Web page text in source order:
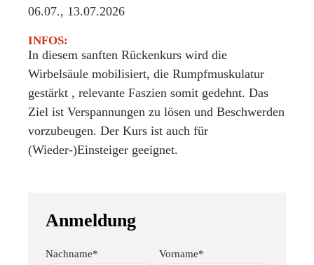
06.07., 13.07.2026
INFOS:
In diesem sanften Rückenkurs wird die
Wirbelsäule mobilisiert, die Rumpfmuskulatur
gestärkt , relevante Faszien somit gedehnt. Das
Ziel ist Verspannungen zu lösen und Beschwerden
vorzubeugen. Der Kurs ist auch für
(Wieder-)Einsteiger geeignet.
Anmeldung
Nachname* Vorname*